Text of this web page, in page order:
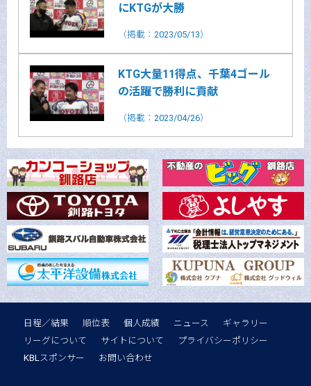
にKTGが大勝
（掲載：2023/05/13）
KTG大量11得点、千葉4ゴール
の活躍で勝利に貢献
（掲載：2023/04/26）
日程／結果 順位表 個人成績 ニュース
ギャラリー
リーグについて
サイトについて
プライバシーポリシー
KBLスポンサー
お問い合わせ